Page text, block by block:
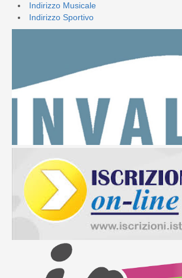
Indirizzo Musicale
Indirizzo Sportivo